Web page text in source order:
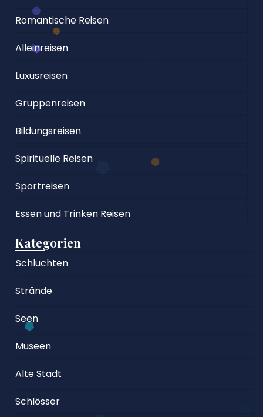
Romantische Reisen
Alleinreisen
Luxusreisen
Gruppenreisen
Bildungsreisen
Spirituelle Reisen
Sportreisen
Essen und Trinken Reisen
Kategorien
Schluchten
Strände
Seen
Museen
Alte Stadt
Schlösser